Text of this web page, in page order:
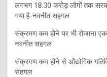
लगभग 18.30 करोड़ लोगों तक
गया है-नवनीत सहगल
संक्रमण कम होने पर भी रोजाना
नवनीत सहगल
संक्रमण कम होने से औद्योगिक
सहगल